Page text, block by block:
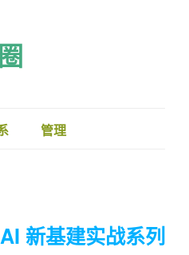
管理
新基建实战系列